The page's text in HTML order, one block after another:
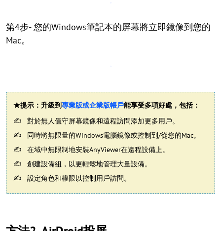
第4步- 您的Windows筆記本的屏幕將立即鏡像到您的
Mac。
★提示：升級到專業版或企業版帳戶能享受多項好處，包括：
對於無人值守屏幕鏡像和遠程訪問添加更多用戶。
同時將無限量的Windows電腦鏡像或控制到/從您的Mac。
在域中無限制地安裝AnyViewer在遠程設備上。
創建設備組，以更輕鬆地管理大量設備。
設定角色和權限以控制用戶訪問。